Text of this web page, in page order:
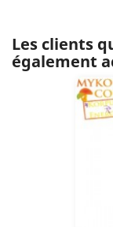
Les clients
également